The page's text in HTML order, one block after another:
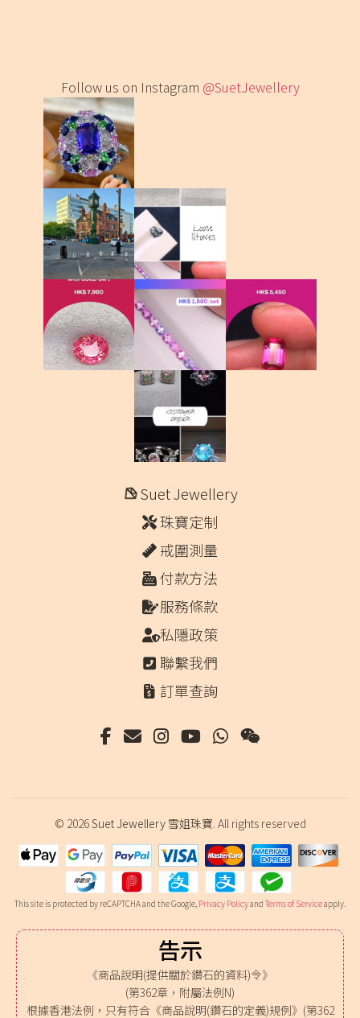
Follow us on Instagram @SuetJewellery
Suet Jewellery
珠寶定制
戒圍測量
付款方法
服務條款
私隱政策
聯繫我們
訂單查詢
© 2026Suet Jewellery 雪姐珠寶. All rights reserved
This site is protected by reCAPTCHA and the Google, Privacy Policyand Terms of Serviceapply.
告示
《商品說明(提供關於鑽石的資料)令》
(第362章，附屬法例N)
根據香港法例，只有符合《商品說明(鑽石的定義)規例》(第362